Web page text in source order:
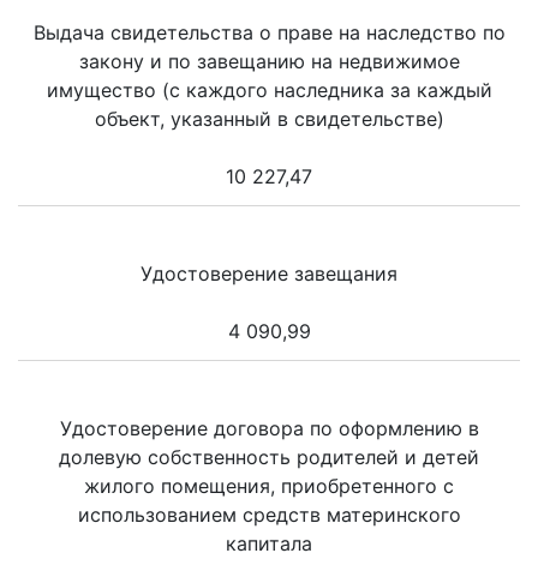
Выдача свидетельства о праве на наследство по
закону и по завещанию на недвижимое
имущество (с каждого наследника за каждый
объект, указанный в свидетельстве)
10 227,47
Удостоверение завещания
4 090,99
Удостоверение договора по оформлению в
долевую собственность родителей и детей
жилого помещения, приобретенного с
использованием средств материнского
капитала